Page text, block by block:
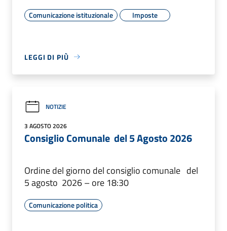
Comunicazione istituzionale Imposte
LEGGI DI PIÙ
NOTIZIE
3 AGOSTO 2026
Consiglio Comunale del 5 Agosto 2026
Ordine del giorno del consiglio comunale del
5 agosto 2026 – ore 18:30
Comunicazione politica